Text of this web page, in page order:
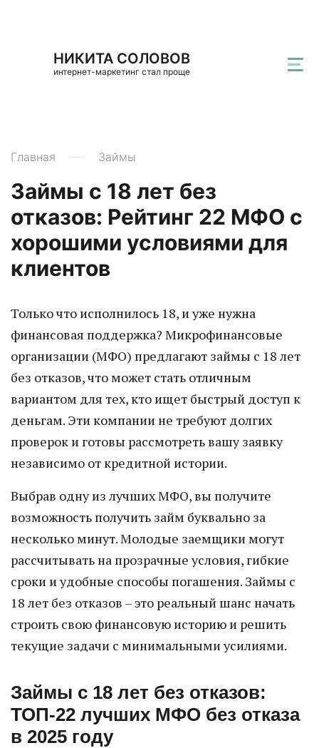
НИКИТА СОЛОВОВ
интернет-маркетинг стал проще
Главная Займы
Займы с 18 лет без
отказов: Рейтинг 22 МФО с
хорошими условиями для
клиентов
Только что исполнилось 18, и уже нужна
финансовая поддержка? Микрофинансовые
организации (МФО) предлагают займы с 18 лет
без отказов, что может стать отличным
вариантом для тех, кто ищет быстрый доступ к
деньгам. Эти компании не требуют долгих
проверок и готовы рассмотреть вашу заявку
независимо от кредитной истории.
Выбрав одну из лучших МФО, вы получите
возможность получить займ буквально за
несколько минут. Молодые заемщики могут
рассчитывать на прозрачные условия, гибкие
сроки и удобные способы погашения. Займы с
18 лет без отказов – это реальный шанс начать
строить свою финансовую историю и решить
текущие задачи с минимальными усилиями.
Займы с 18 лет без отказов:
ТОП-22 лучших МФО без отказа
в 2025 году